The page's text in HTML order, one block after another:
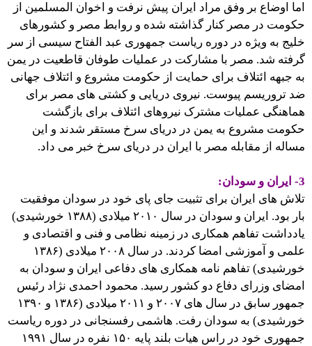
اما اوضاع بر وفق مراد ایران پیش نرفت و اخوان المسلمین از
حکومت در مصر کنار گذاشته شده و روابط مصر و کشورهای
خلیج به ویژه در دوره ریاست جمهوری عبد الفتاح سیسی از سر
گرفته شد. مصر با مشارکت در عملیات طوفان قاطعیت در یمن
به جبهه ائتلاف برای حمایت از حکومت مشروع و ائتلاف جهانی
ضد تروریسم پیوست. نیروی دریایی و کشتی های مصر برای
هماهنگی عملیات مشترک نیروهای ائتلاف برای بازگشت
حکومت مشروع به یمن در دریای سرخ مستقر شدند و این
مساله از مقابله مصر با ایران در دریای سرخ خبر می داد.
3- ایران و سودان:
تلاش های ایران برای تثبیت جای پای خود در سودان موفقیت
بار بود. ایران و سودان در سال ۲۰۱۰ میلادی (۱۳۸۸ خورشیدی)
یادداشت تفاهم همکاری در زمینه نظامی و فنی و اقتصادی و
علمی و آموزشی امضا کردند. در سال ۲۰۰۸ میلادی (۱۳۸۶
خورشیدی) تفاهم نامه همکاری های دفاعی ایران و سودان به
امضای وزرای دفاع دو کشور رسید. محمود احمدی نژاد رئیس
جمهور سابق در سال های ۲۰۰۷ و ۲۰۱۱ میلادی (۱۳۸۶ و ۱۳۹۰
خورشیدی) به سودان رفت. هاشمی رفسنجانی در دوره ریاست
جمهوری خود در راس هیات بلند پایه ۱۵۰ نفره در سال ۱۹۹۱